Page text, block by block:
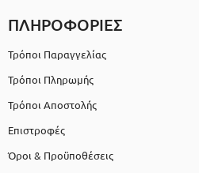
ΠΛΗΡΟΦΟΡΙΕΣ
Τρόποι Παραγγελίας
Τρόποι Πληρωμής
Τρόποι Αποστολής
Επιστροφές
Όροι & Προϋποθέσεις